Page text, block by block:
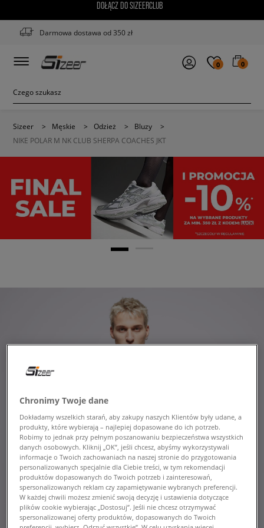
DOŁĄCZ DO SIZEERCLUB
Darmowa dostawa od 350 zł
0 0
Sizeer > Męskie > Odzież > Bluzy
>
NIKE POLAR M NK CLUB SHERPA COACHES JKT
Chronimy Twoje dane
Dokładamy wszelkich starań, aby zakupy naszych Klientów były udane, a
produkty, które wybierają – najlepiej dopasowane do ich potrzeb.
Robimy to jednak przy pełnym poszanowaniu bezpieczeństwa wszystkich
danych osobowych. Kliknij „OK”, jeśli chcesz, abyśmy wykorzystywali
informacje o Twoich zachowaniach na naszej stronie do przygotowania
personalizowanych specjalnie dla Ciebie treści, w tym rekomendacji
produktów dopasowanych do Twoich potrzeb i zainteresowań,
spersonalizowanych reklam czy zapamiętywanie wybranych preferencji.
W każdej chwili możesz zmienić swoją decyzję i ustawienia dotyczące
plików cookie wybierając „Dostosuj”. Jeśli nie chcesz otrzymywać
spersonalizowanej oferty produktów, dopasowanych do Twoich